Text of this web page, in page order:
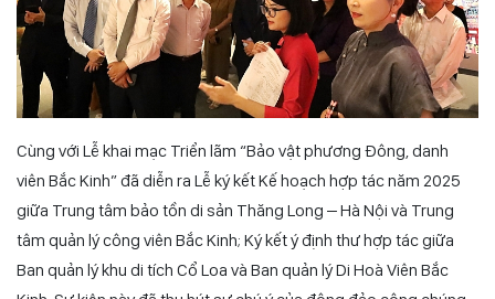
Cùng với Lễ khai mạc Triển lãm “Bảo vật phương Đông, danh
viên Bắc Kinh” đã diễn ra Lễ ký kết Kế hoạch hợp tác năm 2025
giữa Trung tâm bảo tồn di sản Thăng Long – Hà Nội và Trung
tâm quản lý công viên Bắc Kinh; Ký kết ý định thư hợp tác giữa
Ban quản lý khu di tích Cổ Loa và Ban quản lý Di Hoà Viên Bắc